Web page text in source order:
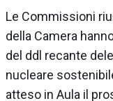
Le Commissioni
della Camera
del ddl recante
nucleare
atteso in Aula il